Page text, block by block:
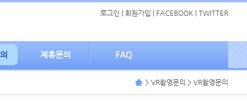
로그인 회원가입 FACEBOOK TWITTER
제휴문의 FAQ
> VR촬영문의 > VR촬영문의